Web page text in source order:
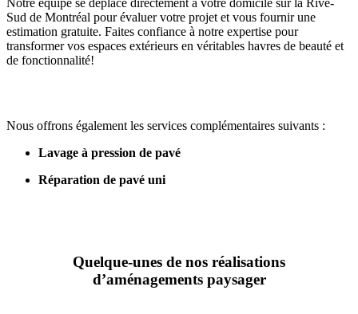
Notre équipe se déplace directement à votre domicile sur la Rive-
Sud de Montréal pour évaluer votre projet et vous fournir une
estimation gratuite. Faites confiance à notre expertise pour
transformer vos espaces extérieurs en véritables havres de beauté et
de fonctionnalité!
Nous offrons également les services complémentaires suivants :
Lavage à pression de pavé
Réparation de pavé uni
Quelque-unes de nos réalisations
d’aménagements paysager